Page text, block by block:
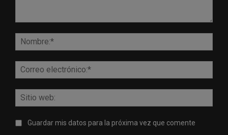
Guardar mis datos para la próxima vez que comente